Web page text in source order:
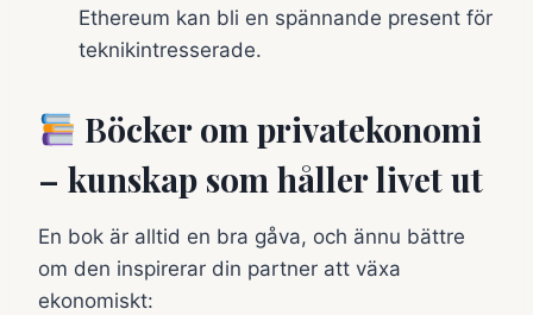
Ethereum kan bli en spännande present för
teknikintresserade.
Böcker om privatekonomi
– kunskap som håller livet ut
En bok är alltid en bra gåva, och ännu bättre
om den inspirerar din partner att växa
ekonomiskt: